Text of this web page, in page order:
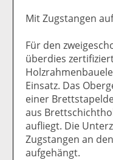
Mit Zugstangen
Für den
überdies
Einsatz. Das
einer
aus
aufliegt. Die
Zugstangen an
aufgehängt.